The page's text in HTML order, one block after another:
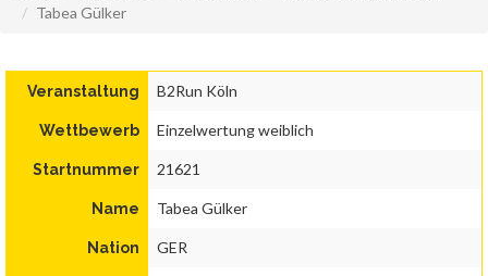
Tabea Gülker
Veranstaltung B2Run Köln
Wettbewerb Einzelwertung weiblich
Startnummer 21621
Name Tabea Gülker
Nation GER